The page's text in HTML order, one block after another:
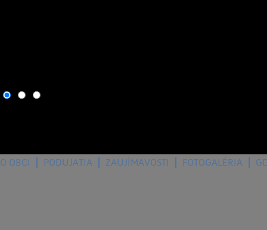
O OBCI PODUJATIA ZAUJÍMAVOSTI FOTOGALÉRIA